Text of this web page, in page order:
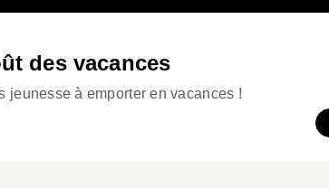
des vacances
jeunesse à emporter en vacances !